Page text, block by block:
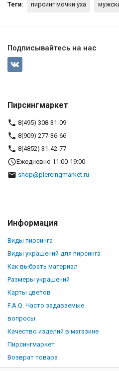
Теги: пирсинг мочки уха
Подписывайтесь на нас
Пирсингмаркет
8(495) 308-31-09
8(909) 277-36-66
8(4852) 31-42-77
Ежедневно 11:00-19:00
shop@piercingmarket.ru
Информация
Виды пирсинга
Виды украшений для пирсинга
Как выбрать материал
Размеры украшений
Карты цветов
F.A.Q. Часто задаваемые
вопросы
Качество изделий в магазине
Пирсингмаркет
Возврат товара